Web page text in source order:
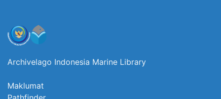
Archivelago Indonesia Marine Library
Maklumat